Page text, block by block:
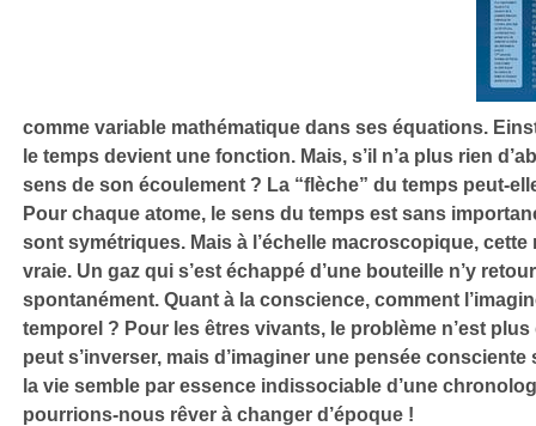
comme variable mathématique dans ses équations.
le temps devient une fonction. Mais, s’il n’a plus rien
sens de son écoulement ? La “flèche” du temps peut-
Pour chaque atome, le sens du temps est sans
sont symétriques. Mais à l’échelle macroscopique, cette
vraie. Un gaz qui s’est échappé d’une bouteille n’y
spontanément. Quant à la conscience, comment
temporel ? Pour les êtres vivants, le problème n’est
peut s’inverser, mais d’imaginer une pensée
la vie semble par essence indissociable d’une
pourrions-nous rêver à changer d’époque !